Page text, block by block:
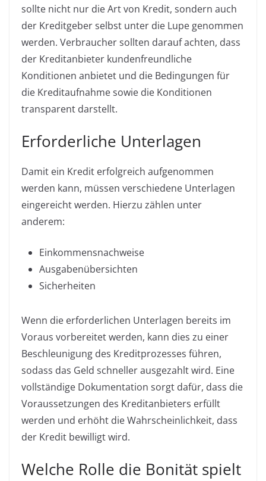
sollte nicht nur die Art von Kredit, sondern auch
der Kreditgeber selbst unter die Lupe genommen
werden. Verbraucher sollten darauf achten, dass
der Kreditanbieter kundenfreundliche
Konditionen anbietet und die Bedingungen für
die Kreditaufnahme sowie die Konditionen
transparent darstellt.
Erforderliche Unterlagen
Damit ein Kredit erfolgreich aufgenommen
werden kann, müssen verschiedene Unterlagen
eingereicht werden. Hierzu zählen unter
anderem:
Einkommensnachweise
Ausgabenübersichten
Sicherheiten
Wenn die erforderlichen Unterlagen bereits im
Voraus vorbereitet werden, kann dies zu einer
Beschleunigung des Kreditprozesses führen,
sodass das Geld schneller ausgezahlt wird. Eine
vollständige Dokumentation sorgt dafür, dass die
Voraussetzungen des Kreditanbieters erfüllt
werden und erhöht die Wahrscheinlichkeit, dass
der Kredit bewilligt wird.
Welche Rolle die Bonität spielt